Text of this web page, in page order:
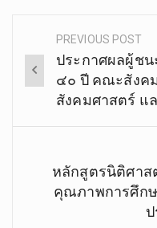
Post
navigation
PREVIOUS POST
ประกาศผลผู้ชน
๔๐ ปี คณะสังค
สังคมศาสตร์ แ
หลักสูตรนิติศา
คุณภาพการศึก